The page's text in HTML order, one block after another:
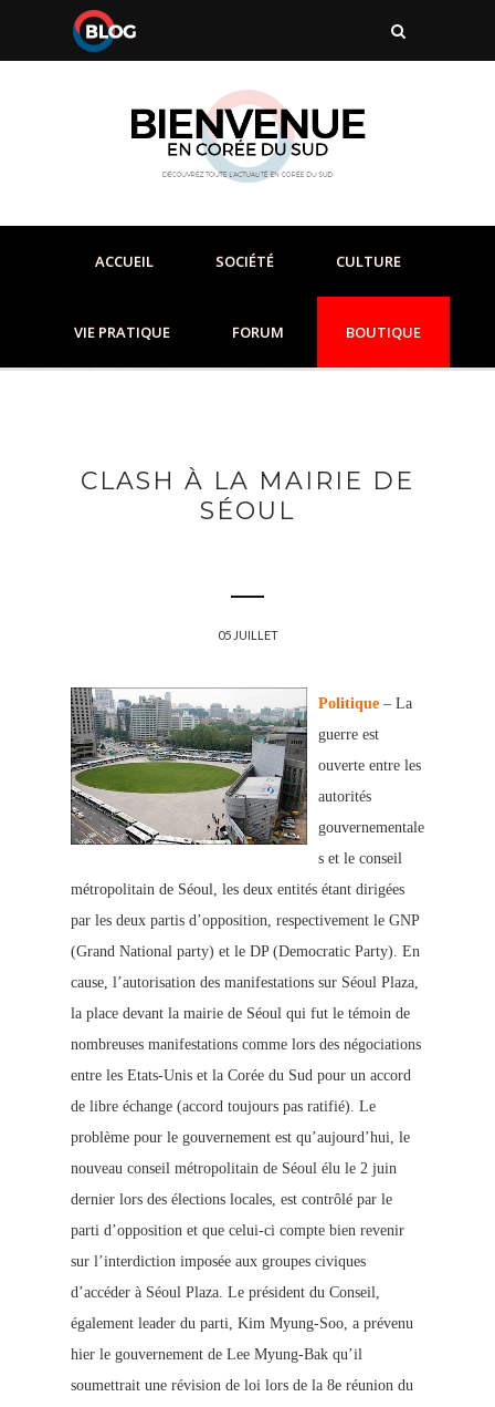
ACCUEIL SOCIÉTÉ CULTURE
VIE PRATIQUE FORUM BOUTIQUE
CLASH À LA MAIRIE DE
SÉOUL
05 JUILLET
Politique – La
guerre est
ouverte entre les
autorités
gouvernementale
s et le conseil
métropolitain de Séoul, les deux entités étant dirigées
par les deux partis d’opposition, respectivement le GNP
(Grand National party) et le DP (Democratic Party). En
cause, l’autorisation des manifestations sur Séoul Plaza,
la place devant la mairie de Séoul qui fut le témoin de
nombreuses manifestations comme lors des négociations
entre les Etats-Unis et la Corée du Sud pour un accord
de libre échange (accord toujours pas ratifié). Le
problème pour le gouvernement est qu’aujourd’hui, le
nouveau conseil métropolitain de Séoul élu le 2 juin
dernier lors des élections locales, est contrôlé par le
parti d’opposition et que celui-ci compte bien revenir
sur l’interdiction imposée aux groupes civiques
d’accéder à Séoul Plaza. Le président du Conseil,
également leader du parti, Kim Myung-Soo, a prévenu
hier le gouvernement de Lee Myung-Bak qu’il
soumettrait une révision de loi lors de la 8e réunion du